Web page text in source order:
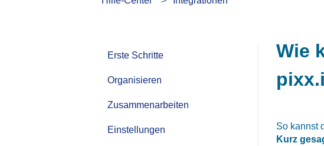
Wie
So kannst
Kurz
Erste Schritte
Organisieren
Zusammenarbeiten
Einstellungen